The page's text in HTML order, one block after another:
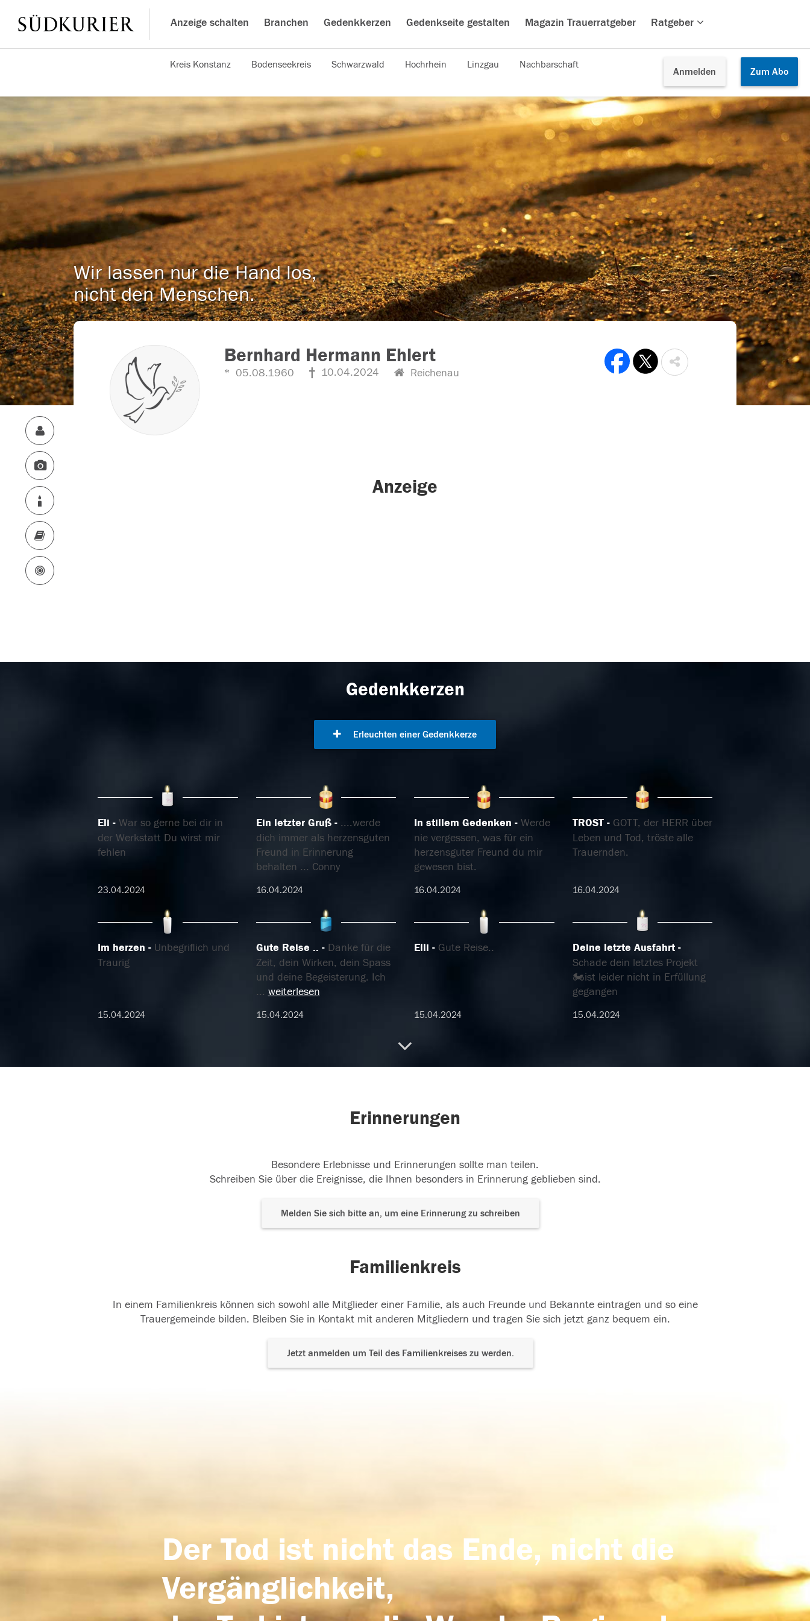
Anzeige schalten Branchen Gedenkkerzen Gedenkseite gestalten Magazin Trauerratgeber Ratgeber
Anmelden Zum Abo
Kreis Konstanz Bodenseekreis Schwarzwald Hochrhein Linzgau Nachbarschaft
Wir lassen nur die Hand los,
nicht den Menschen.
Bernhard Hermann Ehlert
05.08.1960 10.04.2024 Reichenau
Anzeige
Gedenkkerzen
Erleuchten einer Gedenkkerze
Eli
War so gerne bei dir in
der Werkstatt Du wirst mir
fehlen
23.04.2024
Ein letzter Gruß
....werde
dich immer als herzensguten
Freund in Erinnerung
behalten ... Conny
16.04.2024
In stillem Gedenken
Werde
nie vergessen, was für ein
herzensguter Freund du mir
gewesen bist.
16.04.2024
TROST
GOTT, der HERR über
Leben und Tod, tröste alle
Trauernden.
16.04.2024
Im herzen
Unbegriflich und
Traurig
15.04.2024
Gute Reise ..
Danke für die
Zeit, dein Wirken, dein Spass
und deine Begeisterung. Ich
... weiterlesen
15.04.2024
Elli Gute Reise..
15.04.2024
Deine letzte Ausfahrt
Schade dein letztes Projekt
🏍️ist leider nicht in Erfüllung
gegangen
15.04.2024
Erinnerungen
Besondere Erlebnisse und Erinnerungen sollte man teilen.
Schreiben Sie über die Ereignisse, die Ihnen besonders in Erinnerung geblieben sind.
Melden Sie sich bitte an, um eine Erinnerung zu schreiben
Familienkreis
In einem Familienkreis können sich sowohl alle Mitglieder einer Familie, als auch Freunde und Bekannte eintragen und so eine
Trauergemeinde bilden. Bleiben Sie in Kontakt mit anderen Mitgliedern und tragen Sie sich jetzt ganz bequem ein.
Jetzt anmelden um Teil des Familienkreises zu werden.
Der Tod ist nicht das Ende, nicht die
Vergänglichkeit,